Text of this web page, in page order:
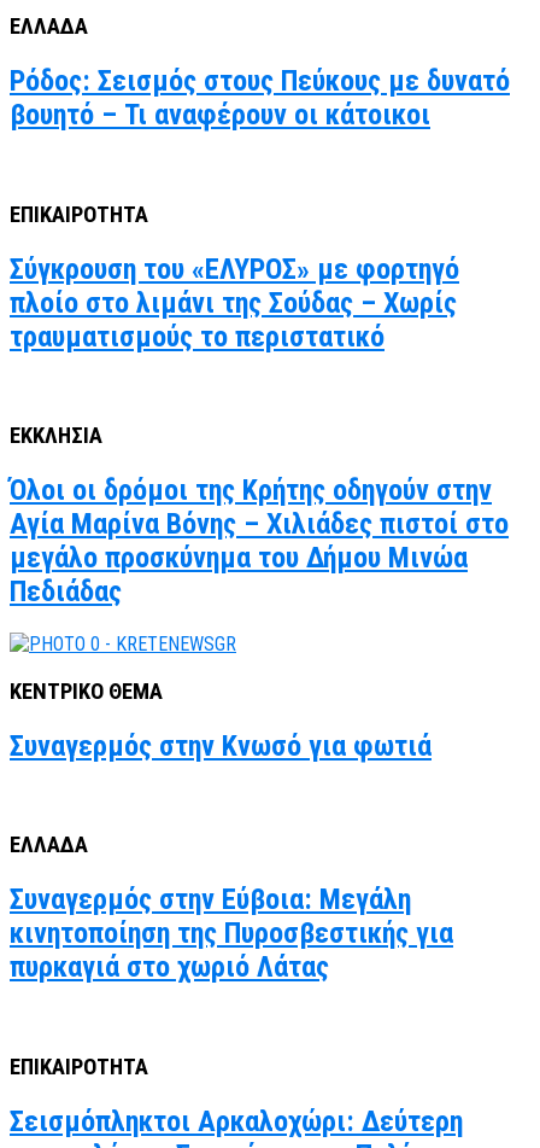
ΕΛΛΑΔΑ
Ρόδος: Σεισμός στους Πεύκους με δυνατό
βουητό – Τι αναφέρουν οι κάτοικοι
ΕΠΙΚΑΙΡΟΤΗΤΑ
Σύγκρουση του «ΕΛΥΡΟΣ» με φορτηγό
πλοίο στο λιμάνι της Σούδας – Χωρίς
τραυματισμούς το περιστατικό
ΕΚΚΛΗΣΙΑ
Όλοι οι δρόμοι της Κρήτης οδηγούν στην
Αγία Μαρίνα Βόνης – Χιλιάδες πιστοί στο
μεγάλο προσκύνημα του Δήμου Μινώα
Πεδιάδας
ΚΕΝΤΡΙΚΟ ΘΕΜΑ
Συναγερμός στην Κνωσό για φωτιά
ΕΛΛΑΔΑ
Συναγερμός στην Εύβοια: Μεγάλη
κινητοποίηση της Πυροσβεστικής για
πυρκαγιά στο χωριό Λάτας
ΕΠΙΚΑΙΡΟΤΗΤΑ
Σεισμόπληκτοι Αρκαλοχώρι: Δεύτερη